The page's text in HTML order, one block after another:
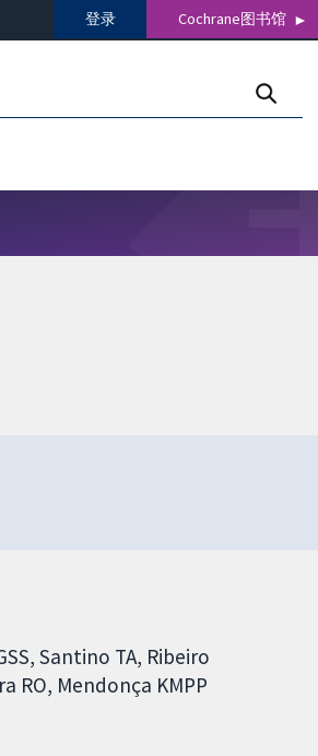
登录 Cochrane图书馆
Santino TA Ribeiro
RO Mendonça KMPP